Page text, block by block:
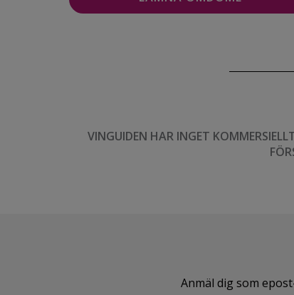
VINGUIDEN HAR INGET
Anmäl dig som